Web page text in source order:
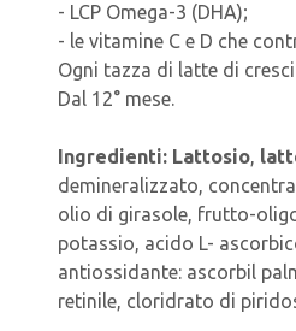
- LCP Omega-3 (DHA);
- le vitamine C e D che
Ogni tazza di latte di
Dal 12° mese.
Ingredienti: Lattosio,
demineralizzato,
olio di girasole, frutto-
potassio, acido L-
antiossidante: ascorbil
retinile, cloridrato di